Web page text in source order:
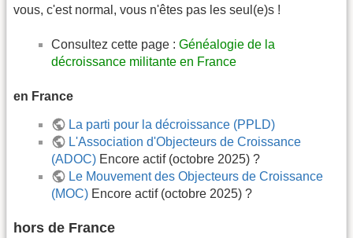
vous, c'est normal, vous n'êtes pas les seul(e)s !
Consultez cette page : Généalogie de la
décroissance militante en France
en France
La parti pour la décroissance (PPLD)
L'Association d'Objecteurs de Croissance
(ADOC) Encore actif (octobre 2025) ?
Le Mouvement des Objecteurs de Croissance
(MOC) Encore actif (octobre 2025) ?
hors de France